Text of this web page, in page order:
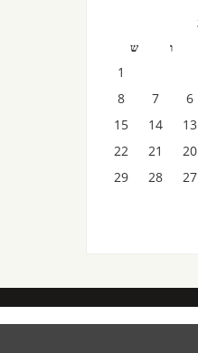
ו ש
1
6
7
8
13
14
15
20
21
22
27
28
29